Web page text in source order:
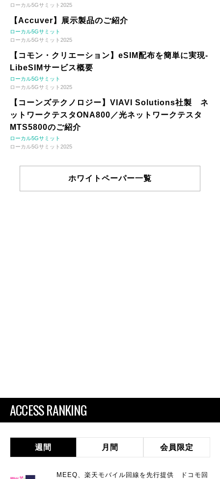
ローカル5Gサミット2025
【Accuver】展示製品のご紹介
ローカル5Gサミット
ローカル5Gサミット2025
【コモン・クリエーション】eSIM配布を簡単に実現-
LibeSIMサービス概要
ローカル5Gサミット
ローカル5Gサミット2025
【コーンズテクノロジー】VIAVI Solutions社製 ネ
ットワークテスタONA800／光ネットワークテスタ
MTS5800のご紹介
ローカル5Gサミット
ローカル5Gサミット2025
ホワイトペーパー一覧
ACCESS RANKING
週間 月間 会員限定
MEEQ、楽天モバイル回線を先行提供 ドコモ回